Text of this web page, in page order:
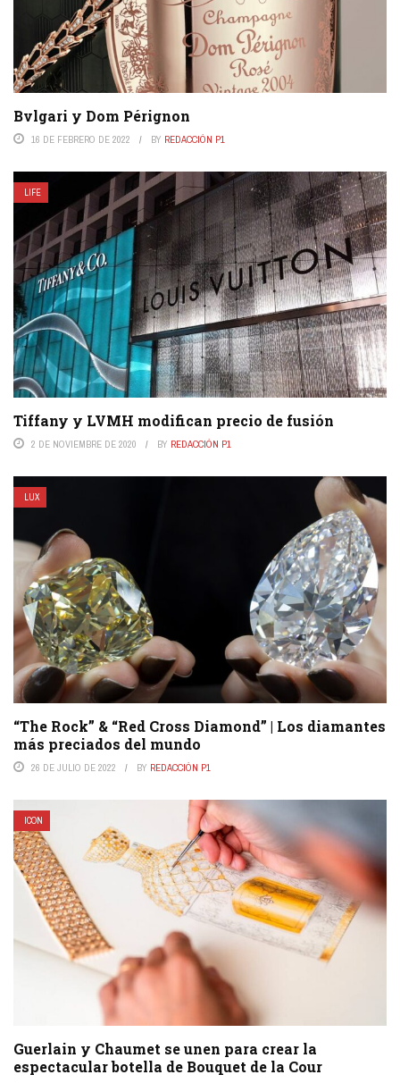
Bvlgari y Dom Pérignon
16 DE FEBRERO DE 2022 BY REDACCIÓN P1
LIFE
Tiffany y LVMH modifican precio de fusión
2 DE NOVIEMBRE DE 2020 BY REDACCIÓN P1
LUX
“The Rock” & “Red Cross Diamond” | Los diamantes
más preciados del mundo
26 DE JULIO DE 2022 BY REDACCIÓN P1
ICON
Guerlain y Chaumet se unen para crear la
espectacular botella de Bouquet de la Cour